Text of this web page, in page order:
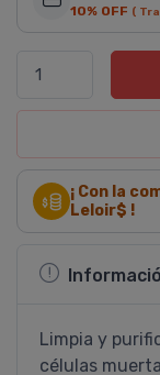
10% OFF (
¡ Con la
Leloir$ !
Limpia y
células